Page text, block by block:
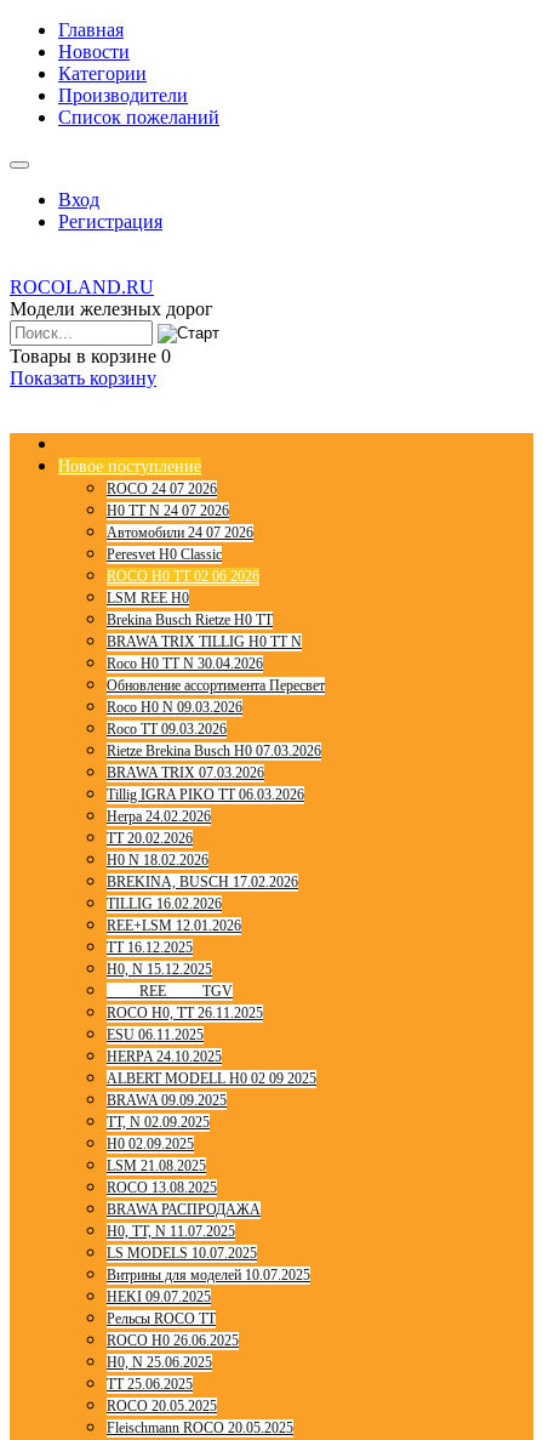
Главная
Новости
Категории
Производители
Список пожеланий
Вход
Регистрация
ROCOLAND.RU
Модели железных дорог
Товары в корзине 0
Показать корзину
Новое поступление
ROCO 24 07 2026
H0 TT N 24 07 2026
Автомобили 24 07 2026
Peresvet H0 Classic
ROCO H0 TT 02 06 2026
LSM REE H0
Brekina Busch Rietze H0 TT
BRAWA TRIX TILLIG H0 TT N
Roco H0 TT N 30.04.2026
Обновление ассортимента Пересвет
Roco H0 N 09.03.2026
Roco TT 09.03.2026
Rietze Brekina Busch H0 07.03.2026
BRAWA TRIX 07.03.2026
Tillig IGRA PIKO TT 06.03.2026
Herpa 24.02.2026
TT 20.02.2026
H0 N 18.02.2026
BREKINA, BUSCH 17.02.2026
TILLIG 16.02.2026
REE+LSM 12.01.2026
TT 16.12.2025
H0, N 15.12.2025
____ REE ____ TGV
ROCO H0, TT 26.11.2025
ESU 06.11.2025
HERPA 24.10.2025
ALBERT MODELL H0 02 09 2025
BRAWA 09.09.2025
TT, N 02.09.2025
H0 02.09.2025
LSM 21.08.2025
ROCO 13.08.2025
BRAWA РАСПРОДАЖА
H0, TT, N 11.07.2025
LS MODELS 10.07.2025
Витрины для моделей 10.07.2025
HEKI 09.07.2025
Рельсы ROCO TT
ROCO H0 26.06.2025
H0, N 25.06.2025
TT 25.06.2025
ROCO 20.05.2025
Fleischmann ROCO 20.05.2025